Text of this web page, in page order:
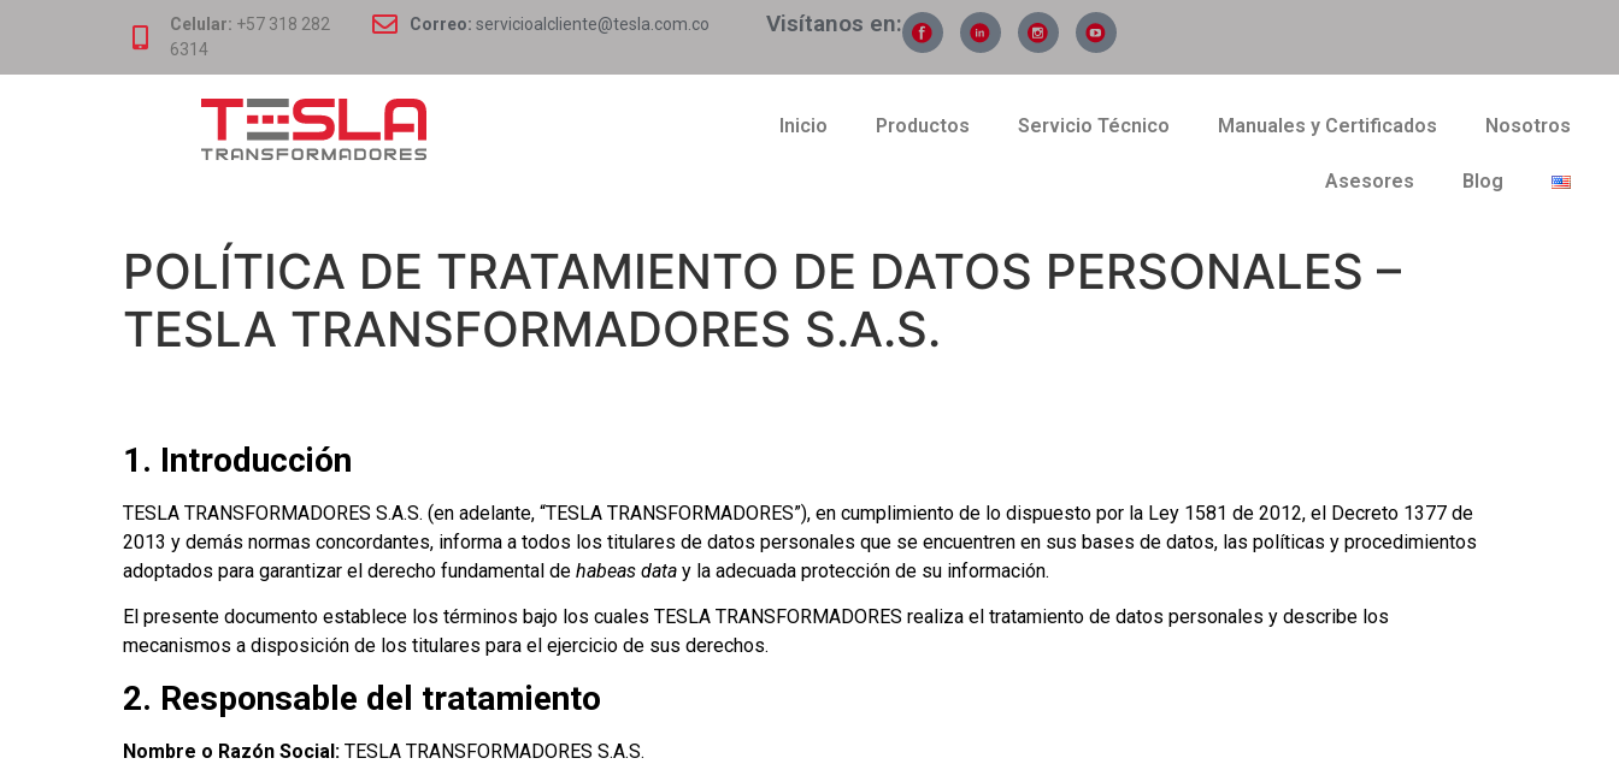
Celular: +57 318 282
6314
Correo: servicioalcliente@tesla.com.co Visítanos en:
Inicio Productos Servicio Técnico Manuales y Certificados Nosotros
Asesores Blog
POLÍTICA DE TRATAMIENTO DE DATOS PERSONALES –
TESLA TRANSFORMADORES S.A.S.
1. Introducción
TESLA TRANSFORMADORES S.A.S. (en adelante, “TESLA TRANSFORMADORES”), en cumplimiento de lo dispuesto por la Ley 1581 de 2012, el Decreto 1377 de
2013 y demás normas concordantes, informa a todos los titulares de datos personales que se encuentren en sus bases de datos, las políticas y procedimientos
adoptados para garantizar el derecho fundamental de habeas data y la adecuada protección de su información.
El presente documento establece los términos bajo los cuales TESLA TRANSFORMADORES realiza el tratamiento de datos personales y describe los
mecanismos a disposición de los titulares para el ejercicio de sus derechos.
2. Responsable del tratamiento
Nombre o Razón Social: TESLA TRANSFORMADORES S.A.S.